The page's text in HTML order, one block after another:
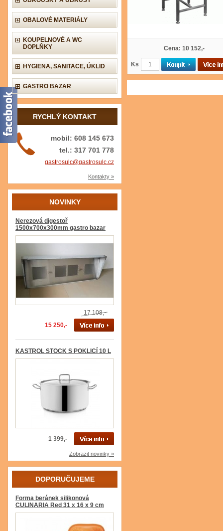
OBALOVÉ MATERIÁLY
KOUPELNOVÉ A WC
DOPLŇKY
HYGIENA, SANITACE, ÚKLID
GASTRO BAZAR
RYCHLÝ KONTAKT
mobil: 608 145 673
tel.: 317 701 778
gastrosulc@gastrosulc.cz
Kontakty »
NOVINKY
Nerezová digestoř
1500x700x300mm gastro bazar
17 108,-
15 250,-
KASTROL STOCK S POKLICÍ 10 L
1 399,-
Zobrazit novinky »
DOPORUČUJEME
Forma beránek silikonová
CULINARIA Red 31 x 16 x 9 cm
Cena: 10 152,-
Ks